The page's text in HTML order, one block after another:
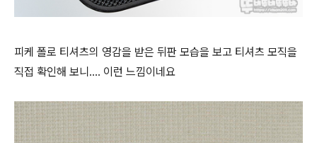
피케 폴로 티셔츠의 영감을 받은 뒤판 모습을 보고 티셔츠 모직을
직접 확인해 보니.... 이런 느낌이네요